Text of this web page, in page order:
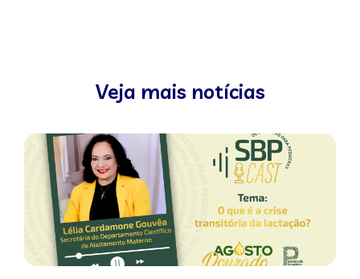
Veja mais notícias